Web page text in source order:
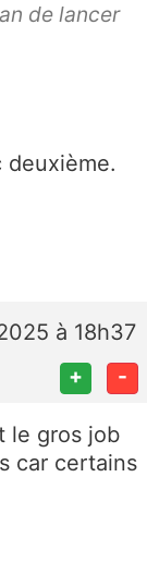
de lancer
deuxième.
à 18h37
+ -
le gros job
car certains